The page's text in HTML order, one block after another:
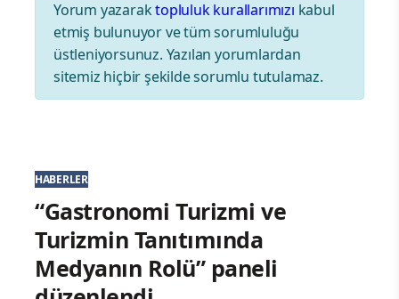
Yorum yazaraktopluluk kurallarımızı kabul
etmiş bulunuyor ve tüm sorumluluğu
üstleniyorsunuz. Yazılan yorumlardan
sitemiz hiçbir şekilde sorumlu tutulamaz.
HABERLER
“Gastronomi Turizmi ve
Turizmin Tanıtımında
Medyanın Rolü” paneli